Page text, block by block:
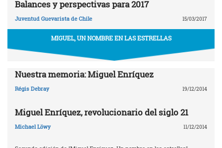
Balances y perspectivas para 2017
Juventud Guevarista de Chile 15/03/2017
MIGUEL, UN NOMBRE EN LAS ESTRELLAS
Nuestra memoria: Miguel Enríquez
Régis Debray 19/12/2014
Miguel Enríquez, revolucionario del siglo 21
Michael Löwy 11/12/2014